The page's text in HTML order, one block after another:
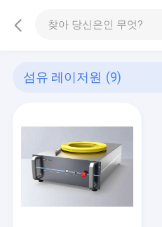
섬유 레이저원 (9)